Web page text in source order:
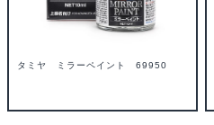
タミヤ ミラーペイント 69950